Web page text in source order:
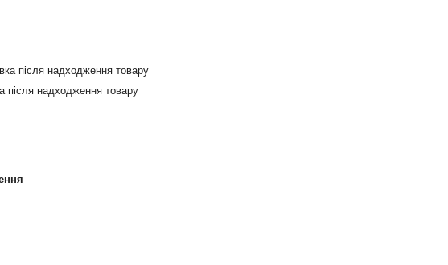
після надходження товару
після надходження товару